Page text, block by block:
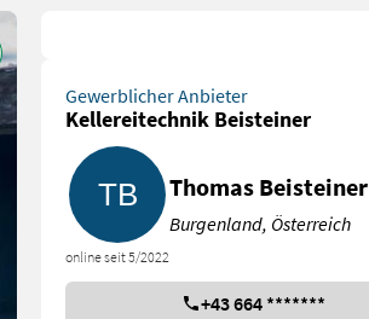
Gewerblicher Anbieter
Kellereitechnik Beisteiner
online seit 5/2022
Thomas Beisteiner
Burgenland, Österreich
+43 664 *******